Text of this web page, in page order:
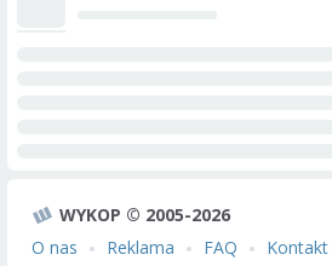
WYKOP © 2005-2026
O nas
Reklama FAQ Kontakt